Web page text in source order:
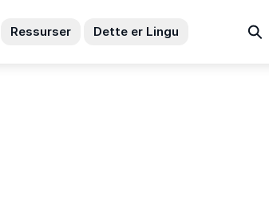
Ressurser Dette er Lingu Søk